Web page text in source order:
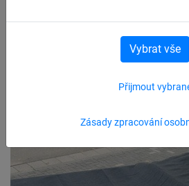
Zásady zpracování
Přijmout
Vybrat vše